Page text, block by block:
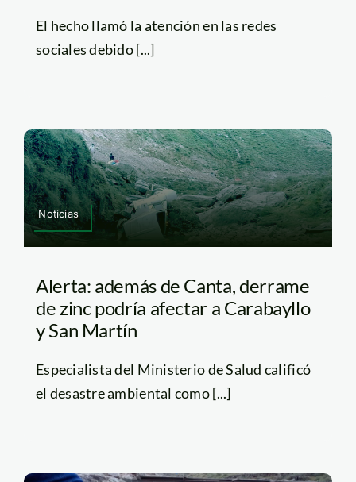
El hecho llamó la atención en las redes
sociales debido [...]
Noticias
Alerta: además de Canta, derrame
de zinc podría afectar a Carabayllo
y San Martín
Especialista del Ministerio de Salud calificó
el desastre ambiental como [...]